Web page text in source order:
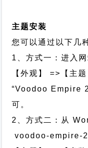
主题安装
您可以通过以下几
1、方式一：进入
【外观】 =>【主
“Voodoo Empire
可。
2、方式二：从
voodoo-empire-